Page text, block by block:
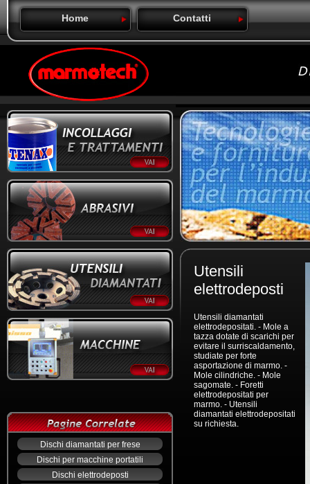
Home Contatti
Dischi diamantati per frese
Dischi per macchine portatili
Dischi elettrodeposti
Utensili
elettrodeposti
Utensili diamantati
elettrodepositati. - Mole a
tazza dotate di scarichi per
evitare il surriscaldamento,
studiate per forte
asportazione di marmo. -
Mole cilindriche. - Mole
sagomate. - Foretti
elettrodepositati per
marmo. - Utensili
diamantati elettrodepositati
su richiesta.